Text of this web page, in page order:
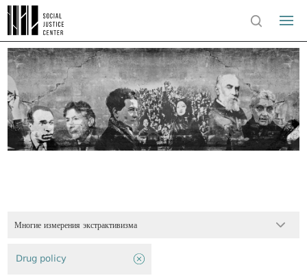
Многие измерения экстрактивизма
Drug policy